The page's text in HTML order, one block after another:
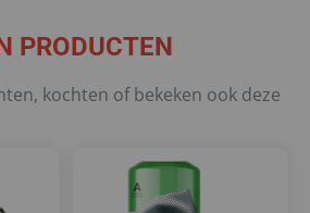
PRODUCTEN
kochten of bekeken ook deze